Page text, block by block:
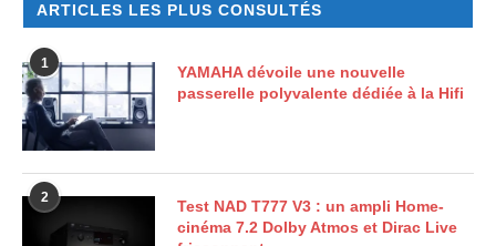
ARTICLES LES PLUS CONSULTÉS
1
YAMAHA dévoile une nouvelle
passerelle polyvalente dédiée à la Hifi
2
Test NAD T777 V3 : un ampli Home-
cinéma 7.2 Dolby Atmos et Dirac Live